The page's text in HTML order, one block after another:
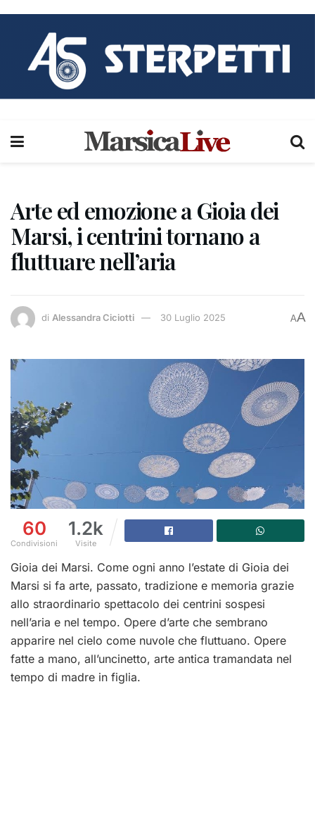
Arte ed emozione a Gioia dei
Marsi, i centrini tornano a
fluttuare nell’aria
di Alessandra Ciciotti 30 Luglio 2025 AA
60
Condivisioni
1.2k
Visite
Gioia dei Marsi. Come ogni anno l’estate di Gioia dei
Marsi si fa arte, passato, tradizione e memoria grazie
allo straordinario spettacolo dei centrini sospesi
nell’aria e nel tempo. Opere d’arte che sembrano
apparire nel cielo come nuvole che fluttuano. Opere
fatte a mano, all’uncinetto, arte antica tramandata nel
tempo di madre in figlia.